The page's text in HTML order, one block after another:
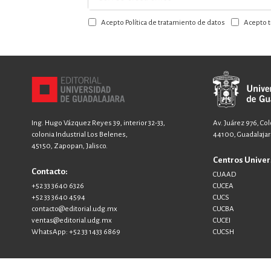
a
nuestroAcepto Política de tratamiento de datos Acepto
Ing. Hugo Vázquez Reyes 39, interior 32-33,
colonia Industrial Los Belenes,
45150, Zapopan, Jalisco.
Contacto:
+52 33 3640 6326
+52 33 3640 4594
contacto@editorial.udg.mx
ventas@editorial.udg.mx
WhatsApp: +52 33 1433 6869
Av. Juárez 976,
44100,
Centros
CUAAD
CUCEA
CUCS
CUCBA
CUCEI
CUCSH